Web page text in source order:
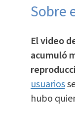
Sobre
El video
acumuló
usuarios
hubo